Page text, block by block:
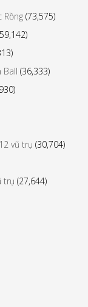
Rồng (73,575)
Ball (36,333)
vũ trụ (30,704)
trụ (27,644)